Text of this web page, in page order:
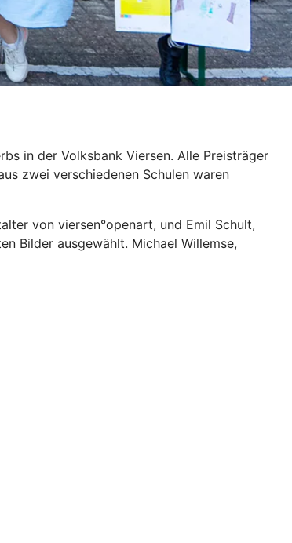
in der Volksbank Viersen. Alle Preisträger
zwei verschiedenen Schulen waren
von viersen°openart, und Emil Schult,
Bilder ausgewählt. Michael Willemse,